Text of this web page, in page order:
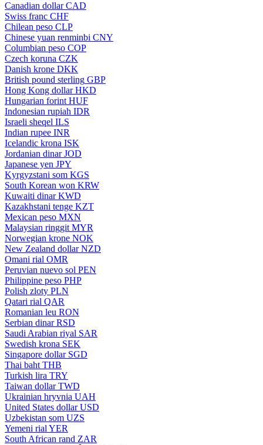
Canadian dollar CAD
Swiss franc CHF
Chilean peso CLP
Chinese yuan renminbi CNY
Columbian peso COP
Czech koruna CZK
Danish krone DKK
British pound sterling GBP
Hong Kong dollar HKD
Hungarian forint HUF
Indonesian rupiah IDR
Israeli sheqel ILS
Indian rupee INR
Icelandic krona ISK
Jordanian dinar JOD
Japanese yen JPY
Kyrgyzstani som KGS
South Korean won KRW
Kuwaiti dinar KWD
Kazakhstani tenge KZT
Mexican peso MXN
Malaysian ringgit MYR
Norwegian krone NOK
New Zealand dollar NZD
Omani rial OMR
Peruvian nuevo sol PEN
Philippine peso PHP
Polish zloty PLN
Qatari rial QAR
Romanian leu RON
Serbian dinar RSD
Saudi Arabian riyal SAR
Swedish krona SEK
Singapore dollar SGD
Thai baht THB
Turkish lira TRY
Taiwan dollar TWD
Ukrainian hryvnia UAH
United States dollar USD
Uzbekistan som UZS
Yemeni rial YER
South African rand ZAR